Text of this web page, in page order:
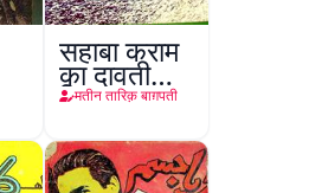
सहाबा कराम
का दावती
किरदार
मतीन तारिक़ बाग़पती